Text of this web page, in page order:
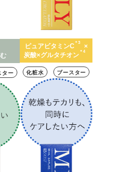
ター
ピュアビタミンC ＊3
×
炭酸×グルタチオン ＊4
化粧水 ブースター